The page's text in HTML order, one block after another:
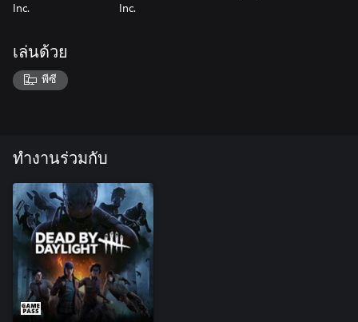
Inc.
Inc.
เล่นด้วย
พีซี
ทำงานร่วมกับ